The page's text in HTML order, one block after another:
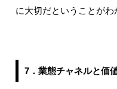
に大切だということがわ
7．業態チャネルと価